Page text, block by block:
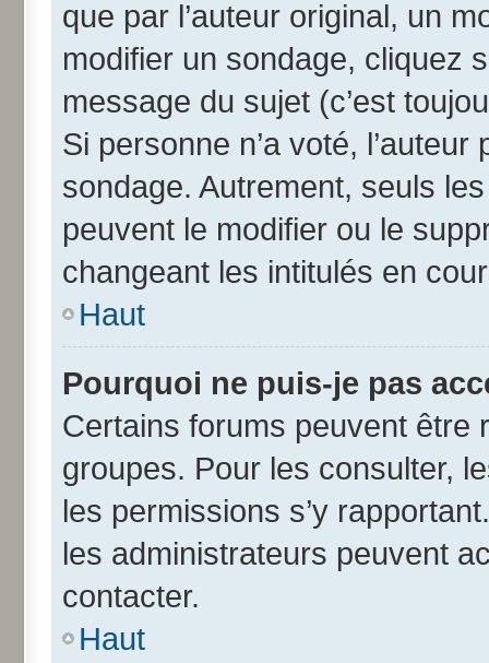
que par l’auteur original, un
modifier un sondage, cliquez
message du sujet (c’est
Si personne n’a voté,
sondage. Autrement, seuls
peuvent le modifier ou le
changeant les intitulés en
Haut
Pourquoi ne puis-je pas
Certains forums peuvent être
groupes. Pour les consulter,
les permissions s’y
les administrateurs peuvent
contacter.
Haut